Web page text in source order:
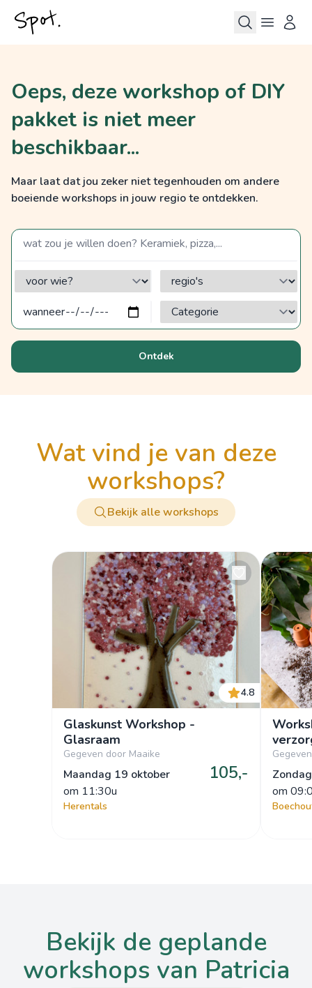
Oeps, deze workshop of DIY
pakket is niet meer
beschikbaar...
Maar laat dat jou zeker niet tegenhouden om andere
boeiende workshops in jouw regio te ontdekken.
zoek op een term
voor wie? regio's
Categorie?
Ontdek
wat vind je van deze
workshops?
Bekijk alle workshops
4.8
Glaskunst Workshop -
Glasraam
Gegeven door Maaike
Maandag 19 oktober
om 11:30u
105,-
Herentals
om
bekijk de geplande
workshops van Patricia